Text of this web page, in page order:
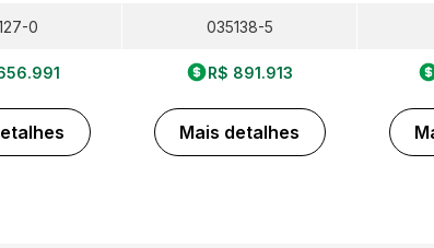
0 035138-5
R$ 891.913
Mais detalhes